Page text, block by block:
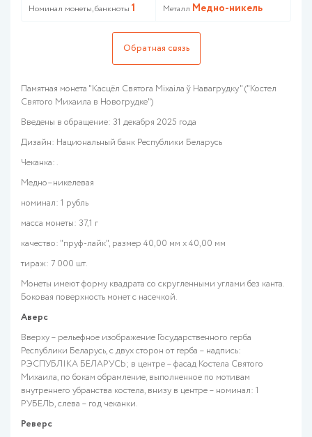
Номинал монеты, банкноты 1 Металл Медно-никель
Обратная связь
Памятная монета "Касцёл Святога Міхаіла ў Навагрудку" ("Костел
Святого Михаила в Новогрудке")
Введены в обращение: 31 декабря 2025 года
Дизайн: Национальный банк Республики Беларусь
Чеканка: .
Медно–никелевая
номинал: 1 рубль
масса монеты: 37,1 г
качество: "пруф-лайк", размер 40,00 мм х 40,00 мм
тираж: 7 000 шт.
Монеты имеют форму квадрата со скругленными углами без канта.
Боковая поверхность монет с насечкой.
Аверс
Вверху – рельефное изображение Государственного герба
Республики Беларусь, с двух сторон от герба – надпись:
РЭСПУБЛІКА БЕЛАРУСЬ; в центре – фасад Костела Святого
Михаила, по бокам обрамление, выполненное по мотивам
внутреннего убранства костела, внизу в центре – номинал: 1
РУБЕЛЬ, слева – год чеканки.
Реверс